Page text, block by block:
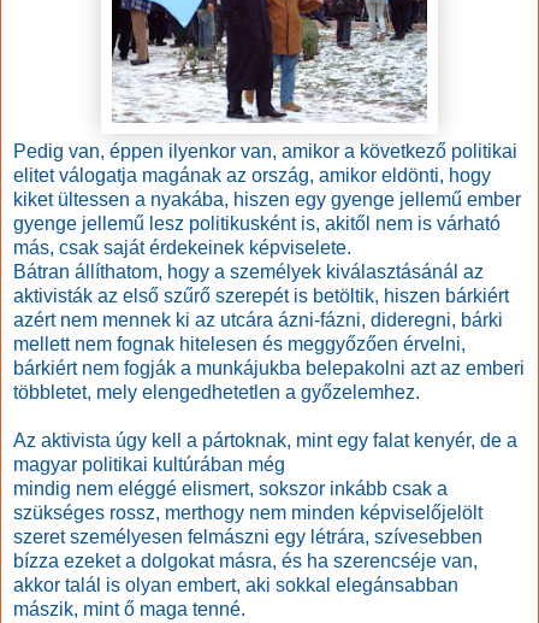
Pedig van, éppen ilyenkor van, amikor a következő politikai
elitet válogatja magának az ország, amikor eldönti, hogy
kiket ültessen a nyakába, hiszen egy gyenge jellemű ember
gyenge jellemű lesz politikusként is, akitől nem is várható
más, csak saját érdekeinek képviselete.
Bátran állíthatom, hogy a személyek kiválasztásánál az
aktivisták az első szűrő szerepét is betöltik, hiszen bárkiért
azért nem mennek ki az utcára ázni-fázni, dideregni, bárki
mellett nem fognak hitelesen és meggyőzően érvelni,
bárkiért nem fogják a munkájukba belepakolni azt az emberi
többletet, mely elengedhetetlen a győzelemhez.
Az aktivista úgy kell a pártoknak, mint egy falat kenyér, de a
magyar politikai kultúrában még
mindig nem eléggé elismert, sokszor inkább csak a
szükséges rossz, merthogy nem minden képviselőjelölt
szeret személyesen felmászni egy létrára, szívesebben
bízza ezeket a dolgokat másra, és ha szerencséje van,
akkor talál is olyan embert, aki sokkal elegánsabban
mászik, mint ő maga tenné.